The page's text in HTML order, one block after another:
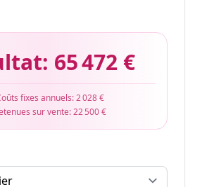
65 472 €
fixes annuels:2 028 €
sur vente:22 500 €